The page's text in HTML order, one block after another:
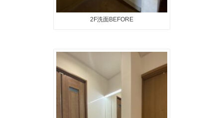
2F洗面BEFORE